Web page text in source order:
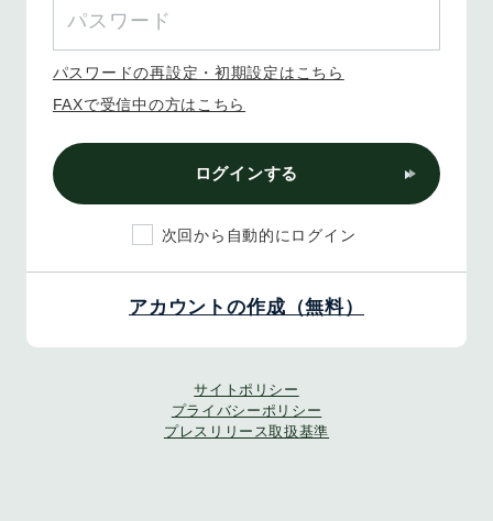
パスワードの再設定・初期設定はこちら
FAXで受信中の方はこちら
ログインする
次回から自動的にログイン
アカウントの作成（無料）
サイトポリシー
プライバシーポリシー
プレスリリース取扱基準